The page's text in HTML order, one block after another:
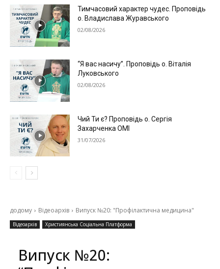
Тимчасовий характер чудес. Проповідь
о. Владислава Журавського
02/08/2026
“Я вас насичу”. Проповідь о. Віталія
Луковського
02/08/2026
Чий Ти є? Проповідь о. Сергія
Захарченка ОМІ
31/07/2026